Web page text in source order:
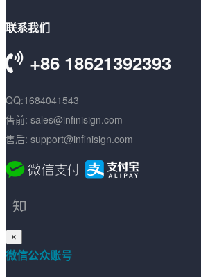
联系我们
+86 18621392393
QQ:1684041543
售前: sales@infinisign.com
售后: support@infinisign.com
×
微信公众账号